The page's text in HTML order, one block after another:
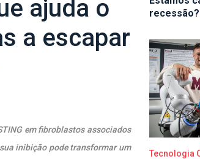
ajuda o
a escapar
em fibroblastos associados
inibição pode transformar um
Tecnologia